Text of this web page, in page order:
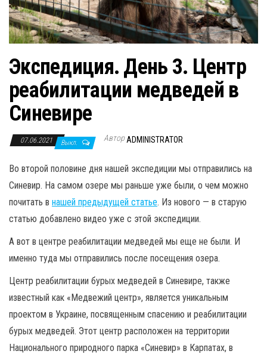
Экспедиция. День 3. Центр
реабилитации медведей в
Синевире
07.06.2021 Выкл. АвторADMINISTRATOR
Во второй половине дня нашей экспедиции мы отправились на
Синевир. На самом озере мы раньше уже были, о чем можно
почитать в нашей предыдущей статье. Из нового — в старую
статью добавлено видео уже с этой экспедиции.
А вот в центре реабилитации медведей мы еще не были. И
именно туда мы отправились после посещения озера.
Центр реабилитации бурых медведей в Синевире, также
известный как «Медвежий центр», является уникальным
проектом в Украине, посвященным спасению и реабилитации
бурых медведей. Этот центр расположен на территории
Национального природного парка «Синевир» в Карпатах, в